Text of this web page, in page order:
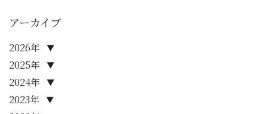
アーカイブ
2023年 ▼
2024年 ▼
2025年 ▼
2026年 ▼